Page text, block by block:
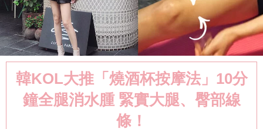
韓KOL大推「燒酒杯按摩法」10分
鐘全腿消水腫 緊實大腿、臀部線
條！